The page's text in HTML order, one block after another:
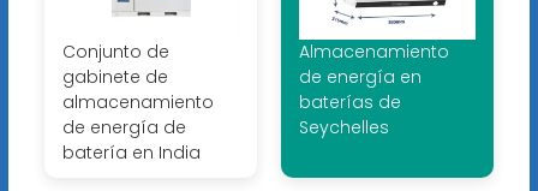
Conjunto de
gabinete de
almacenamiento
de energía de
batería en India
Almacenamiento
de energía en
baterías de
Seychelles